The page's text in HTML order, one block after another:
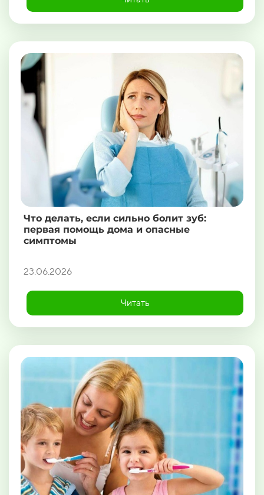
Что делать, если сильно болит зуб:
первая помощь дома и опасные
симптомы
23.06.2026
Читать